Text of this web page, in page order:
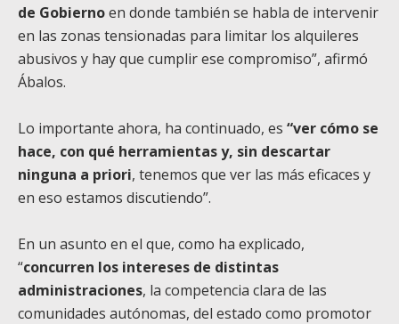
de Gobiernoen donde también se habla de intervenir
en las zonas tensionadas para limitar los alquileres
abusivos y hay que cumplir ese compromiso”, afirmó
Ábalos.
Lo importante ahora, ha continuado, es “ver cómo se
hace, con qué herramientas y, sin descartar
ninguna a priori, tenemos que ver las más eficaces y
en eso estamos discutiendo”.
En un asunto en el que, como ha explicado,
“concurren los intereses de distintas
administraciones, la competencia clara de las
comunidades autónomas, del estado como promotor